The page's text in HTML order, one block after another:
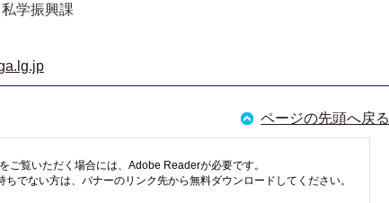
学振興課
ページの先頭へ戻る
ご覧いただく場合には、Adobe Readerが必要です。
でない方は、バナーのリンク先から無料ダウンロードしてください。